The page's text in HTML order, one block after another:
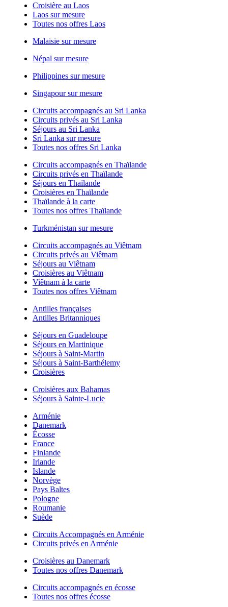
Croisière au Laos
Laos sur mesure
Toutes nos offres Laos
Malaisie sur mesure
Népal sur mesure
Philippines sur mesure
Singapour sur mesure
Circuits accompagnés au Sri Lanka
Circuits privés au Sri Lanka
Séjours au Sri Lanka
Sri Lanka sur mesure
Toutes nos offres Sri Lanka
Circuits accompagnés en Thaïlande
Circuits privés en Thaïlande
Séjours en Thaïlande
Croisières en Thaïlande
Thaïlande à la carte
Toutes nos offres Thaïlande
Turkménistan sur mesure
Circuits accompagnés au Viêtnam
Circuits privés au Viêtnam
Séjours au Viêtnam
Croisières au Viêtnam
Viêtnam à la carte
Toutes nos offres Viêtnam
Antilles françaises
Antilles Britanniques
Séjours en Guadeloupe
Séjours en Martinique
Séjours à Saint-Martin
Séjours à Saint-Barthélemy
Croisières
Croisières aux Bahamas
Séjours à Sainte-Lucie
Arménie
Danemark
Écosse
France
Finlande
Irlande
Islande
Norvège
Pays Baltes
Pologne
Roumanie
Suède
Circuits Accompagnés en Arménie
Circuits privés en Arménie
Croisières au Danemark
Toutes nos offres Danemark
Circuits accompagnés en écosse
Toutes nos offres écosse